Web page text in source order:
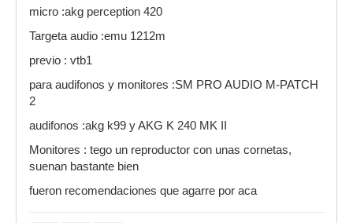
micro :akg perception 420
Targeta audio :emu 1212m
previo : vtb1
para audifonos y monitores :SM PRO AUDIO M-PATCH
2
audifonos :akg k99 y AKG K 240 MK II
Monitores : tego un reproductor con unas cornetas,
suenan bastante bien
fueron recomendaciones que agarre por aca